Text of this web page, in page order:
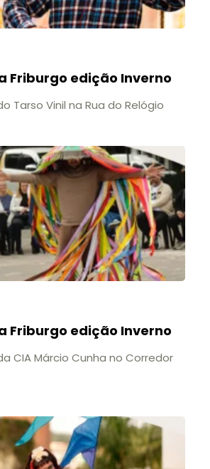
Friburgo edição Inverno
Tarso Vinil na Rua do Relógio
Friburgo edição Inverno
CIA Márcio Cunha no Corredor